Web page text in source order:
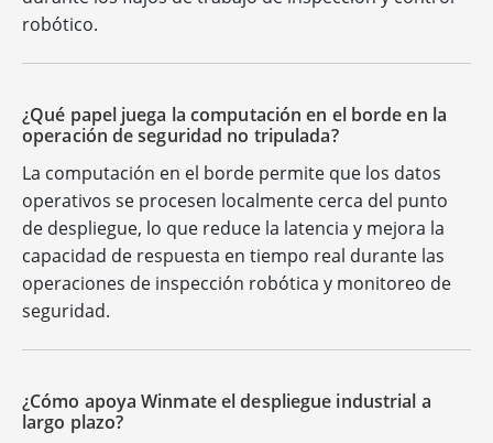
robótico.
¿Qué papel juega la computación en el borde en la
operación de seguridad no tripulada?
La computación en el borde permite que los datos
operativos se procesen localmente cerca del punto
de despliegue, lo que reduce la latencia y mejora la
capacidad de respuesta en tiempo real durante las
operaciones de inspección robótica y monitoreo de
seguridad.
¿Cómo apoya Winmate el despliegue industrial a
largo plazo?